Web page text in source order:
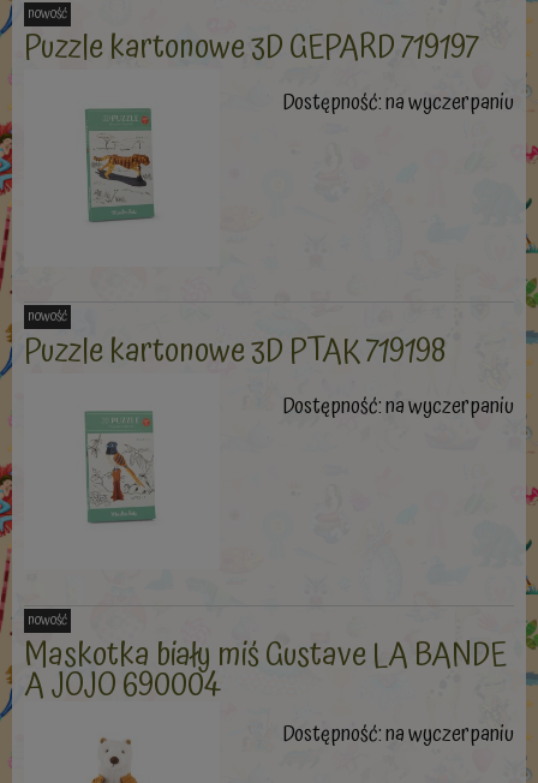
Puzzle kartonowe 3D GEPARD 719197
Dostępność:na wyczerpaniu
nowość
Puzzle kartonowe 3D PTAK 719198
Dostępność:na wyczerpaniu
nowość
Maskotka biały miś Gustave LA BANDE
A JOJO 690004
Dostępność:na wyczerpaniu
nowość